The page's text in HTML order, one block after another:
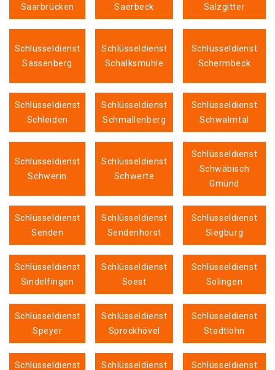
Saarbrücken Saerbeck Salzgitter
Schlüsseldienst
Sassenberg
Schlüsseldienst
Schalksmühle
Schlüsseldienst
Schermbeck
Schlüsseldienst
Schleiden
Schlüsseldienst
Schmallenberg
Schlüsseldienst
Schwalmtal
Schlüsseldienst
Schwerin
Schlüsseldienst
Schwerte
Schlüsseldienst
Schwäbisch
Gmünd
Schlüsseldienst
Senden
Schlüsseldienst
Sendenhorst
Schlüsseldienst
Siegburg
Schlüsseldienst
Sindelfingen
Schlüsseldienst
Soest
Schlüsseldienst
Solingen
Schlüsseldienst
Speyer
Schlüsseldienst
Sprockhövel
Schlüsseldienst
Stadtlohn
Schlüsseldienst
Schlüsseldienst
Schlüsseldienst